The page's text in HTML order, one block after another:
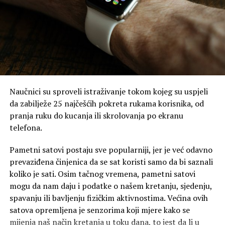
Naučnici su sproveli istraživanje tokom kojeg su uspjeli
da zabilježe 25 najčešćih pokreta rukama korisnika, od
pranja ruku do kucanja ili skrolovanja po ekranu
telefona.
Pametni satovi postaju sve popularniji, jer je već odavno
prevaziđena činjenica da se sat koristi samo da bi saznali
koliko je sati. Osim tačnog vremena, pametni satovi
mogu da nam daju i podatke o našem kretanju, sjedenju,
spavanju ili bavljenju fizičkim aktivnostima. Većina ovih
satova opremljena je senzorima koji mjere kako se
mijenja naš način kretanja u toku dana, to jest da li u